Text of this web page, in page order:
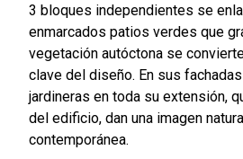
3 bloques independientes se
enmarcados patios verdes que
vegetación autóctona se
clave del diseño. En sus
jardineras en toda su extensión,
del edificio, dan una imagen
contemporánea.